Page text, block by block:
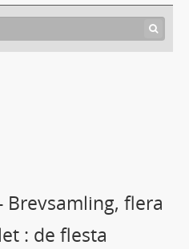
Brevsamling, flera
: de flesta